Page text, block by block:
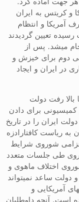
و کریتس به ایران
آمریکا و انتظام
تعیین گردیدند
میشد. پس از
دوم برای خیزش و
در ایران و ایجاد
رفت دولت
کمیسیونی برای دادن
ایران را در تاریخ
به ریاست کافتارادزه
شوروی شرایط
طی جلسات متعدد
اختلاف ماهوی و
دولت ساعد نمیتواند
آمریکایی و
است. آنچه داوطلبان